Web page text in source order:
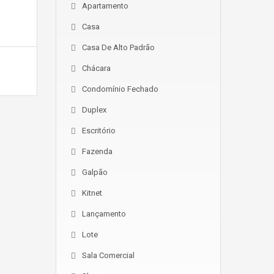
Apartamento
Casa
Casa De Alto Padrão
Chácara
Condomínio Fechado
Duplex
Escritório
Fazenda
Galpão
Kitnet
Lançamento
Lote
Sala Comercial